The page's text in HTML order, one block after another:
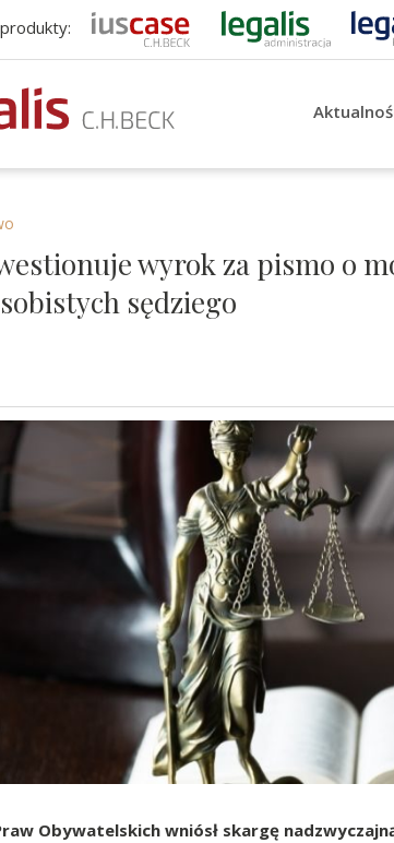
wyrok za pismo o
sędziego
Obywatelskich wniósł skargę